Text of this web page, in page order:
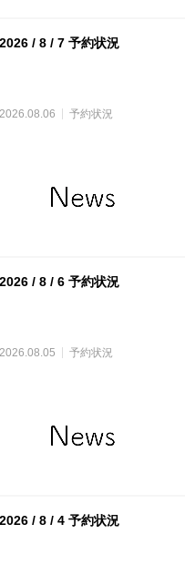
2026 / 8 / 7 予約状況
2026.08.06 予約状況
2026 / 8 / 6 予約状況
2026.08.05 予約状況
2026 / 8 / 4 予約状況